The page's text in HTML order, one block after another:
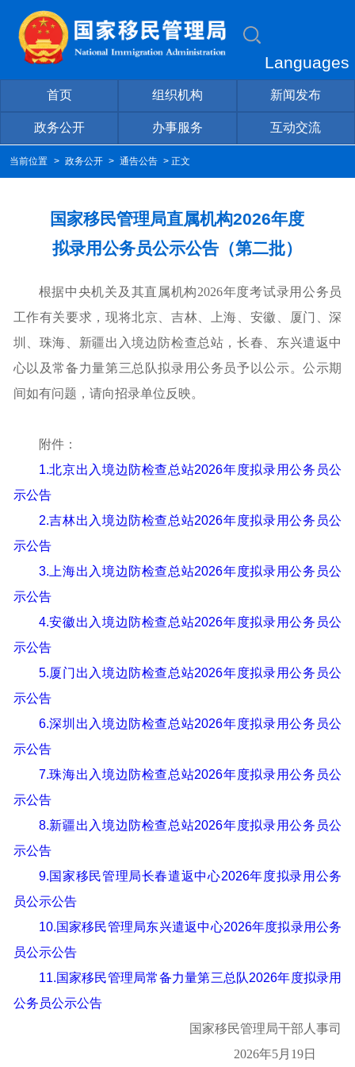
Languages
首页 组织机构 新闻发布
政务公开 办事服务 互动交流
当前位置 > 政务公开 > 通告公告 > 正文
国家移民管理局直属机构2026年度
拟录用公务员公示公告（第二批）
根据中央机关及其直属机构2026年度考试录用公务员
工作有关要求，现将北京 吉林 上海 安徽 厦门 、深
圳
珠海 新疆出入境边防检查总站，长春、东兴遣返中
心以及常备力量第三总队拟录用公务员予以公示。公示期
间如有问题，请向招录单位反映。
附件：
1.北京出入境边防检查总站2026年度拟录用公务员公
示公告
2.吉林出入境边防检查总站2026年度拟录用公务员公
示公告
3.上海出入境边防检查总站2026年度拟录用公务员公
示公告
4.安徽出入境边防检查总站2026年度拟录用公务员公
示公告
5.厦门出入境边防检查总站2026年度拟录用公务员公
示公告
6.深圳出入境边防检查总站2026年度拟录用公务员公
示公告
7.珠海出入境边防检查总站2026年度拟录用公务员公
示公告
8.新疆出入境边防检查总站2026年度拟录用公务员公
示公告
9.国家移民管理局长春遣返中心2026年度拟录用公务
员公示公告
10.国家移民管理局东兴遣返中心2026年度拟录用公务
员公示公告
11.国家移民管理局常备力量第三总队2026年度拟录用
公务员公示公告
国家移民管理局干部人事司
2026年5月 19日